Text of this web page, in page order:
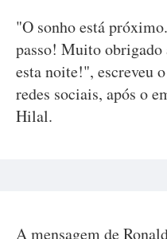
"O sonho está
passo! Muito
esta noite!", escreveu
redes sociais, após o
Hilal.
A mensagem de